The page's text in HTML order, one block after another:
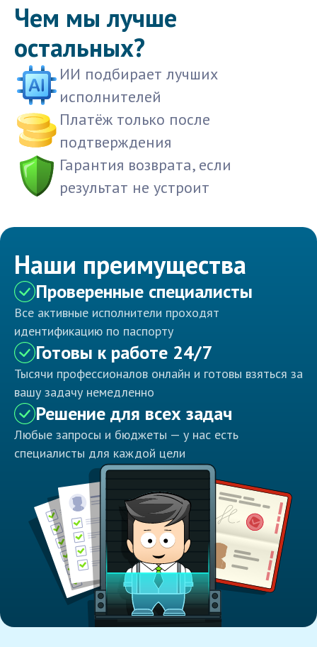
Чем мы лучше
остальных?
ИИ подбирает лучших
исполнителей
Платёж только после
подтверждения
Гарантия возврата, если
результат не устроит
Наши преимущества
Проверенные специалисты
Все активные исполнители проходят
идентификацию по паспорту
Готовы к работе 24/7
Тысячи профессионалов онлайн и готовы взяться за
вашу задачу немедленно
Решение для всех задач
Любые запросы и бюджеты — у нас есть
специалисты для каждой цели